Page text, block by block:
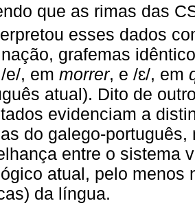
que as rimas das
esses dados
grafemas
e/, em morrer, e /ɛ/, em
atual). Dito de
evidenciam a
do galego-
entre o sistema
atual, pelo menos
da língua.